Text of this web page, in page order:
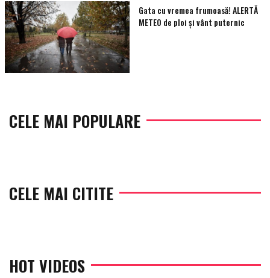
Gata cu vremea frumoasă! ALERTĂ
METEO de ploi și vânt puternic
CELE MAI POPULARE
CELE MAI CITITE
HOT VIDEOS